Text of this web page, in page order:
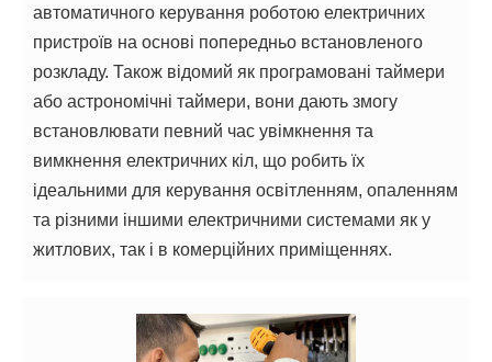
автоматичного керування роботою електричних
пристроїв на основі попередньо встановленого
розкладу. Також відомий як програмовані таймери
або астрономічні таймери, вони дають змогу
встановлювати певний час увімкнення та
вимкнення електричних кіл, що робить їх
ідеальними для керування освітленням, опаленням
та різними іншими електричними системами як у
житлових, так і в комерційних приміщеннях.